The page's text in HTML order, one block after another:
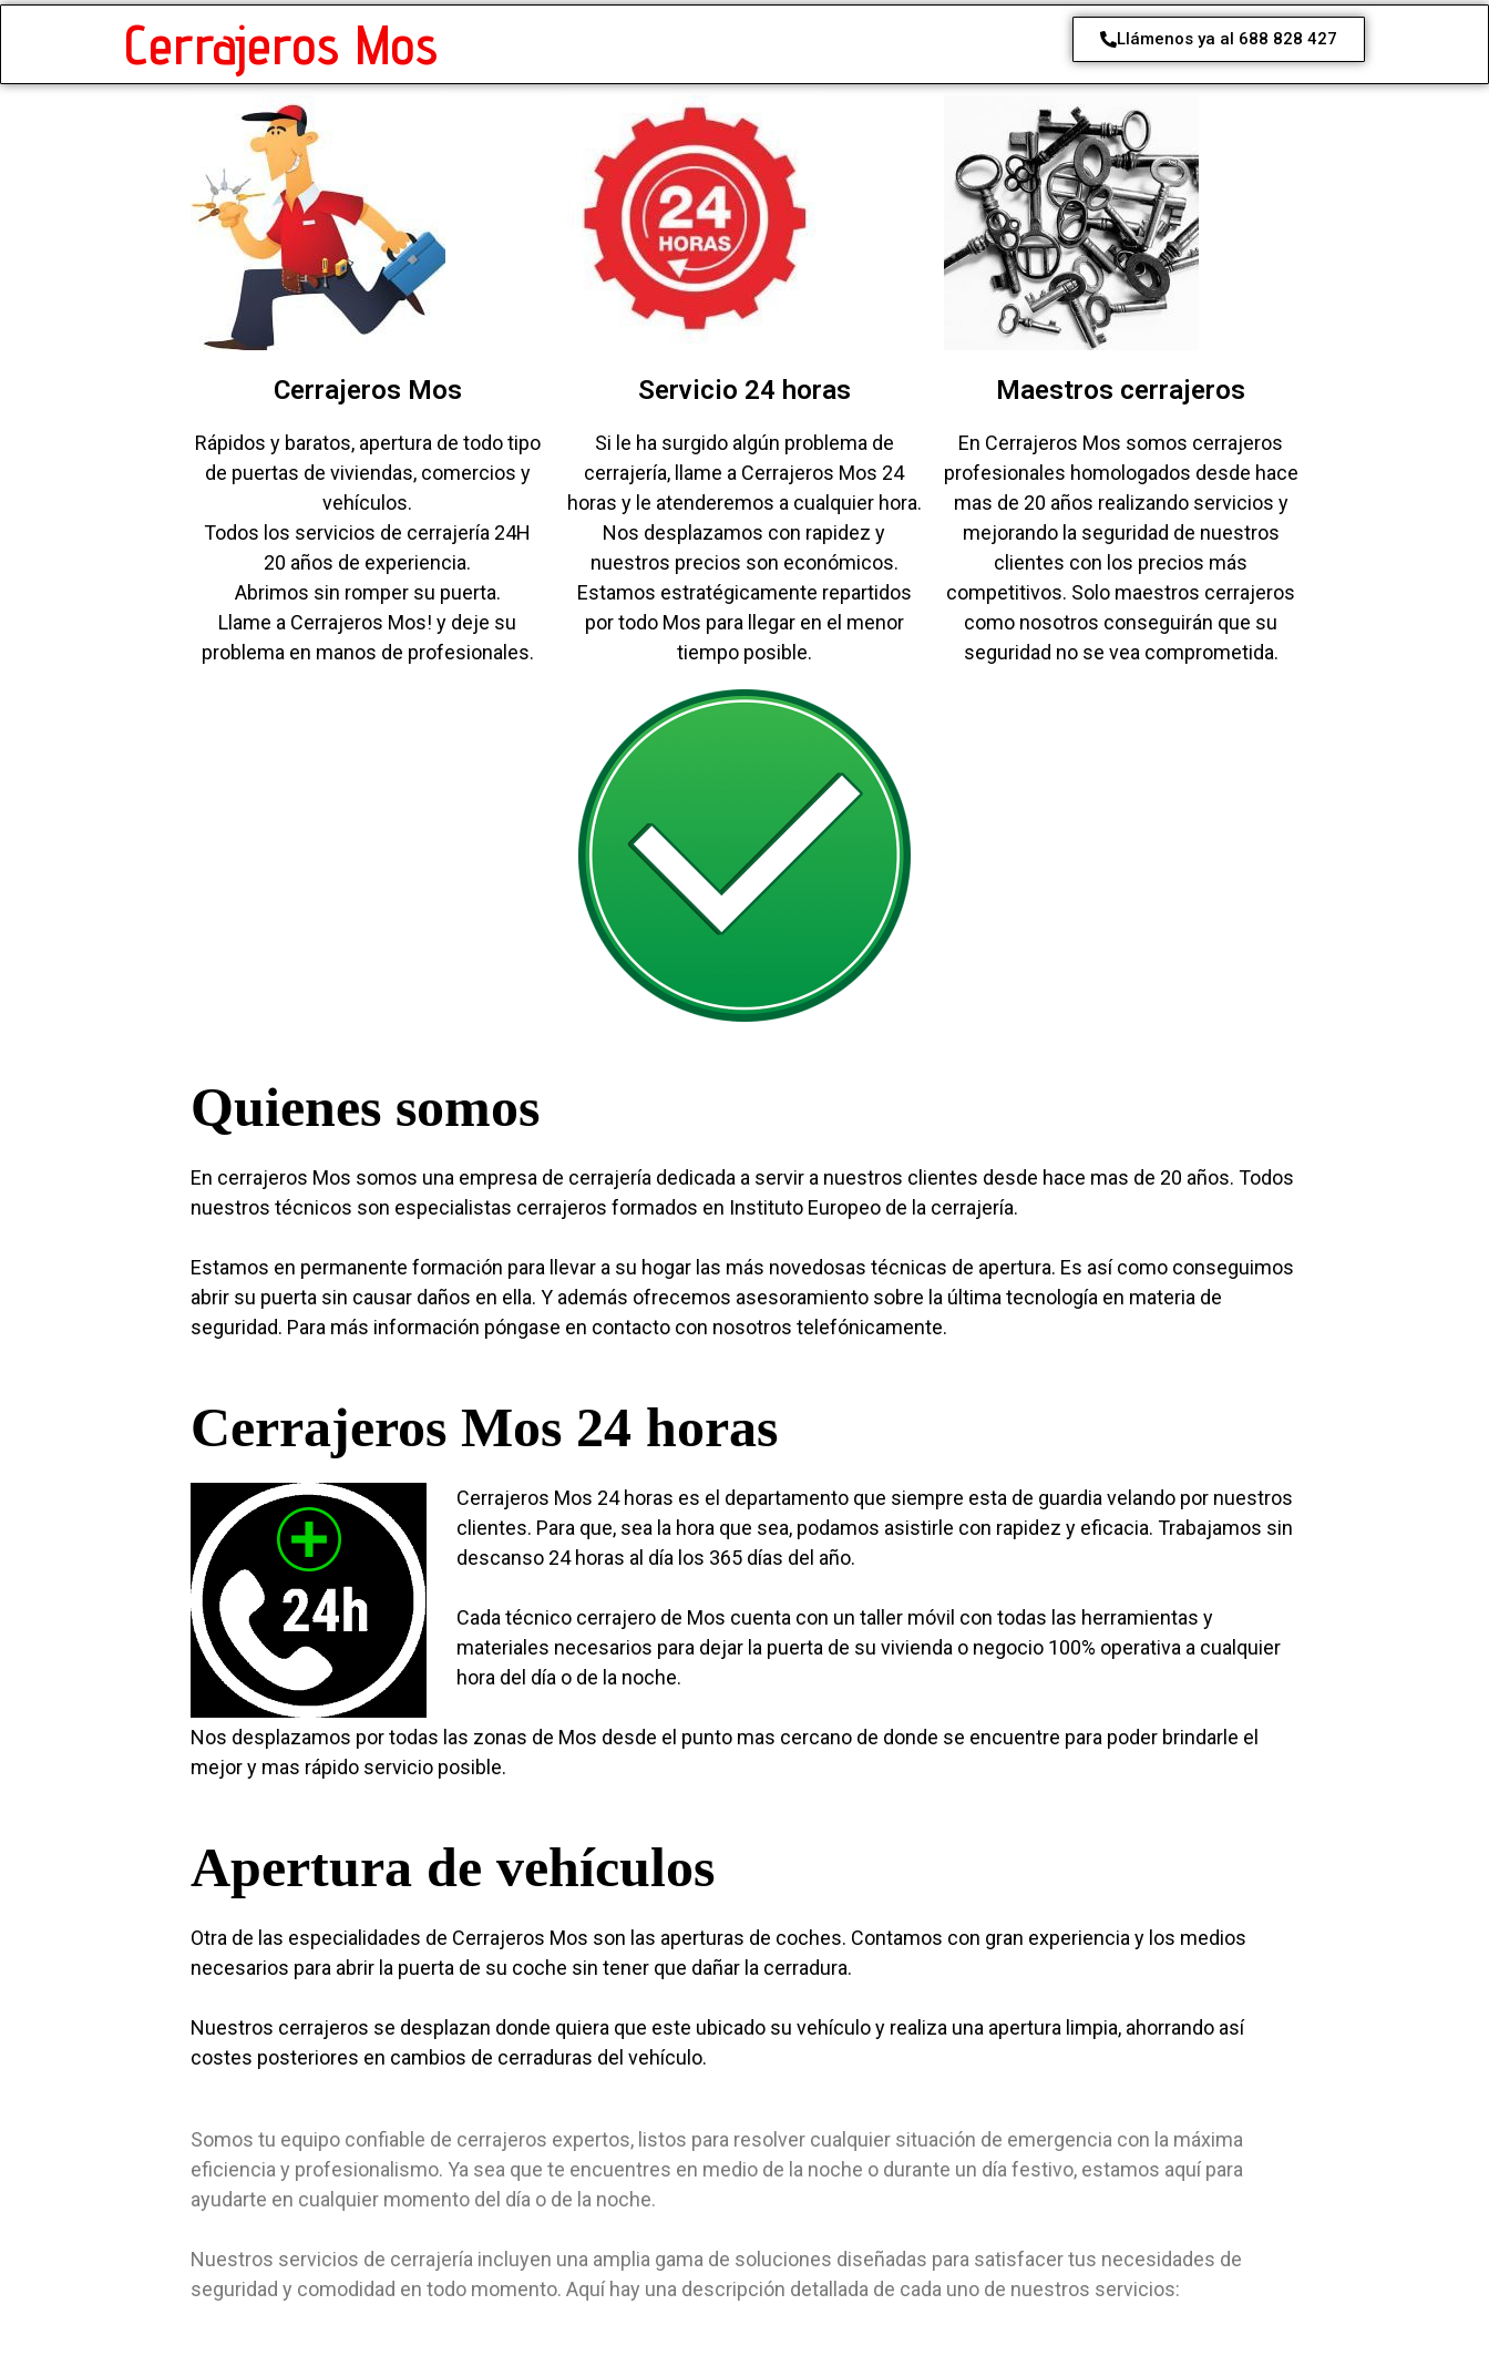
Cerrajeros Mos Llámenos ya al 688 828 427
Cerrajeros Mos
Rápidos y baratos, apertura de todo tipo
de puertas de viviendas, comercios y
vehículos.
Todos los servicios de cerrajería 24H
20 años de experiencia.
Abrimos sin romper su puerta.
Llame a Cerrajeros Mos! y deje su
problema en manos de profesionales.
Servicio 24 horas
Si le ha surgido algún problema de
cerrajería, llame a Cerrajeros Mos 24
horas y le atenderemos a cualquier hora.
Nos desplazamos con rapidez y
nuestros precios son económicos.
Estamos estratégicamente repartidos
por todo Mos para llegar en el menor
tiempo posible.
Maestros cerrajeros
En Cerrajeros Mos somos cerrajeros
profesionales homologados desde hace
mas de 20 años realizando servicios y
mejorando la seguridad de nuestros
clientes con los precios más
competitivos. Solo maestros cerrajeros
como nosotros conseguirán que su
seguridad no se vea comprometida.
Quienes somos
En cerrajeros Mos somos una empresa de cerrajería dedicada a servir a nuestros clientes desde hace mas de 20 años. Todos
nuestros técnicos son especialistas cerrajeros formados en Instituto Europeo de la cerrajería.
Estamos en permanente formación para llevar a su hogar las más novedosas técnicas de apertura. Es así como conseguimos
abrir su puerta sin causar daños en ella. Y además ofrecemos asesoramiento sobre la última tecnología en materia de
seguridad. Para más información póngase en contacto con nosotros telefónicamente.
Cerrajeros Mos 24 horas
Cerrajeros Mos 24 horas es el departamento que siempre esta de guardia velando por nuestros
clientes. Para que, sea la hora que sea, podamos asistirle con rapidez y eficacia. Trabajamos sin
descanso 24 horas al día los 365 días del año.
Cada técnico cerrajero de Mos cuenta con un taller móvil con todas las herramientas y
materiales necesarios para dejar la puerta de su vivienda o negocio 100% operativa a cualquier
hora del día o de la noche.
Nos desplazamos por todas las zonas de Mos desde el punto mas cercano de donde se encuentre para poder brindarle el
mejor y mas rápido servicio posible.
Apertura de vehículos
Otra de las especialidades de Cerrajeros Mos son las aperturas de coches. Contamos con gran experiencia y los medios
necesarios para abrir la puerta de su coche sin tener que dañar la cerradura.
Nuestros cerrajeros se desplazan donde quiera que este ubicado su vehículo y realiza una apertura limpia, ahorrando así
costes posteriores en cambios de cerraduras del vehículo.
Somos tu equipo confiable de cerrajeros expertos, listos para resolver cualquier situación de emergencia con la máxima
eficiencia y profesionalismo. Ya sea que te encuentres en medio de la noche o durante un día festivo, estamos aquí para
ayudarte en cualquier momento del día o de la noche.
Nuestros servicios de cerrajería incluyen una amplia gama de soluciones diseñadas para satisfacer tus necesidades de
seguridad y comodidad en todo momento. Aquí hay una descripción detallada de cada uno de nuestros servicios: